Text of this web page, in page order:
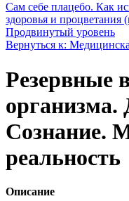
Сам себе плацебо. Как
здоровья и процветания
Продвинутый уровень
Вернуться к:
Резервные
организма.
Сознание.
реальность
Описание